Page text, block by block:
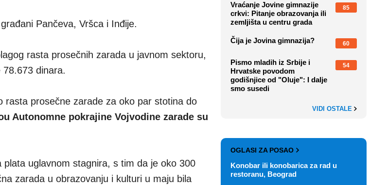
Pančeva, Vršca i Inđije.
rasta prosečnih zarada u javnom sektoru,
dinara.
rasta prosečne zarade za oko par stotina do
Autonomne pokrajine Vojvodine zarade su
uglavnom stagnira, s tim da je oko 300
zarada u obrazovanju i kulturi u maju bila
Vraćanje Jovine gimnazije
crkvi: Pitanje obrazovanja ili
zemljišta u centru grada
85
Čija je Jovina gimnazija? 60
Pismo mladih iz Srbije i
Hrvatske povodom
godišnjice od "Oluje": I dalje
smo susedi
54
VIDI OSTALE
OGLASI ZA POSAO
Konobar ili konobarica za rad u
restoranu, Beograd